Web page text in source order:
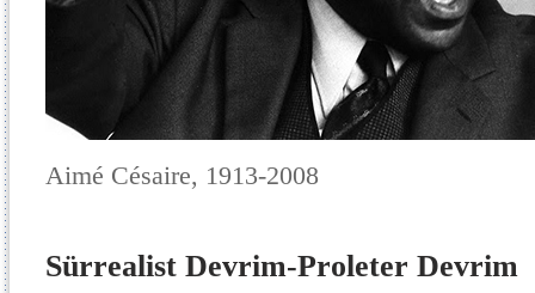
Aimé Césaire, 1913-2008
Sürrealist Devrim-Proleter Devrim